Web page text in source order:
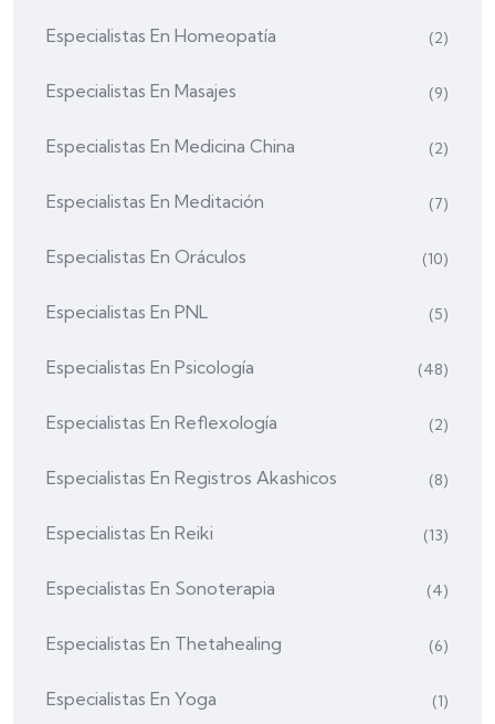
Especialistas En Homeopatía (2)
Especialistas En Masajes (9)
Especialistas En Medicina China (2)
Especialistas En Meditación (7)
Especialistas En Oráculos (10)
Especialistas En PNL (5)
Especialistas En Psicología (48)
Especialistas En Reflexología (2)
Especialistas En Registros Akashicos (8)
Especialistas En Reiki (13)
Especialistas En Sonoterapia (4)
Especialistas En Thetahealing (6)
Especialistas En Yoga (1)